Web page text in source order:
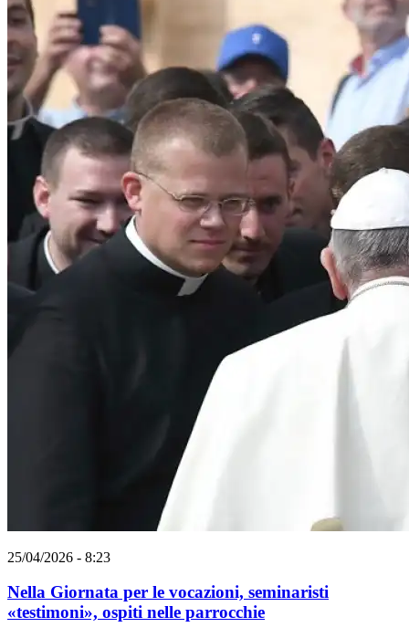
25/04/2026 - 8:23
Nella Giornata per le vocazioni, seminaristi
«testimoni», ospiti nelle parrocchie